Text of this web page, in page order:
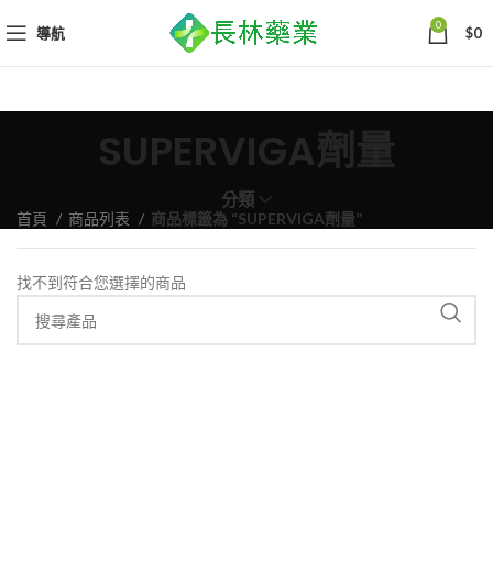
導航 0 $0
SUPERVIGA劑量
分類
首頁 商品列表 商品標籤為 “SUPERVIGA劑量”
找不到符合您選擇的商品